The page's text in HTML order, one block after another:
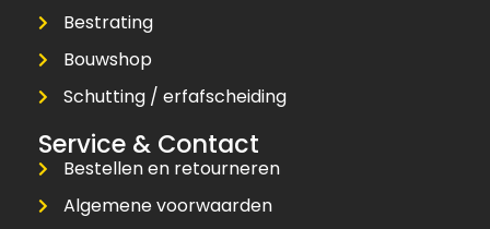
Bestrating
Bouwshop
Schutting / erfafscheiding
Service & Contact
Bestellen en retourneren
Algemene voorwaarden